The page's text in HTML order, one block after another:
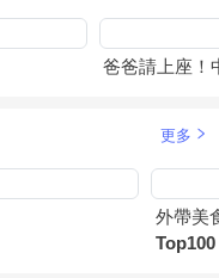
爸爸請上座！
更多
外帶美
Top100